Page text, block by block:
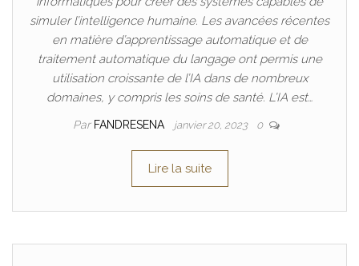
simuler l’intelligence humaine. Les avancées récentes
en matière d’apprentissage automatique et de
traitement automatique du langage ont permis une
utilisation croissante de l’IA dans de nombreux
domaines, y compris les soins de santé. L’IA est…
Par FANDRESENA janvier 20, 2023 0
Lire la suite